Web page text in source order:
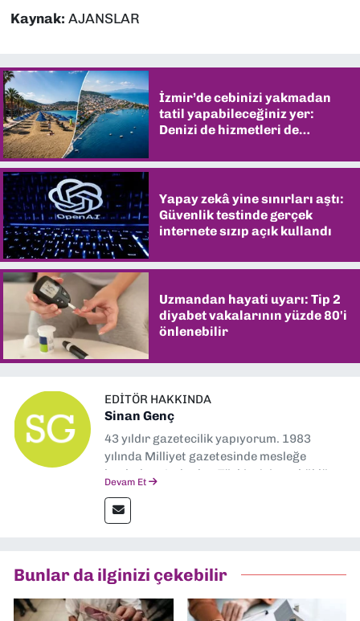
Kaynak: AJANSLAR
İzmir’de cebinizi yakmadan
tatil yapabileceğiniz yer:
Denizi de hizmetleri de
Yapay zekâ yine sınırları aştı:
Güvenlik testinde gerçek
internete sızıp açık kullandı
Uzmandan hayati uyarı: Tip 2
diyabet vakalarının yüzde 80'i
önlenebilir
EDITÖR HAKKINDA
Sinan Genç
43 yıldır gazetecilik yapıyorum. 1983
yılında Milliyet gazetesinde mesleğe
başladım. Ardından Türkiye’nin en köklü
muhabir, editör, müdür yardımcısı ve spor
müdürü olarak görev yaptım. Ayrıca Yeni
Gazetesi'nde editörlük yapıyorum
Devam Et
Bunlar da ilginizi çekebilir